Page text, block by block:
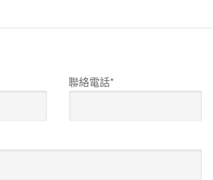
聯絡電話*